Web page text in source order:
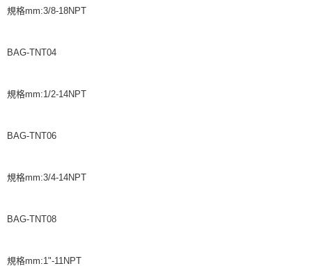
規格mm:3/8-18NPT
BAG-TNT04
規格mm:1/2-14NPT
BAG-TNT06
規格mm:3/4-14NPT
BAG-TNT08
規格mm:1"-11NPT